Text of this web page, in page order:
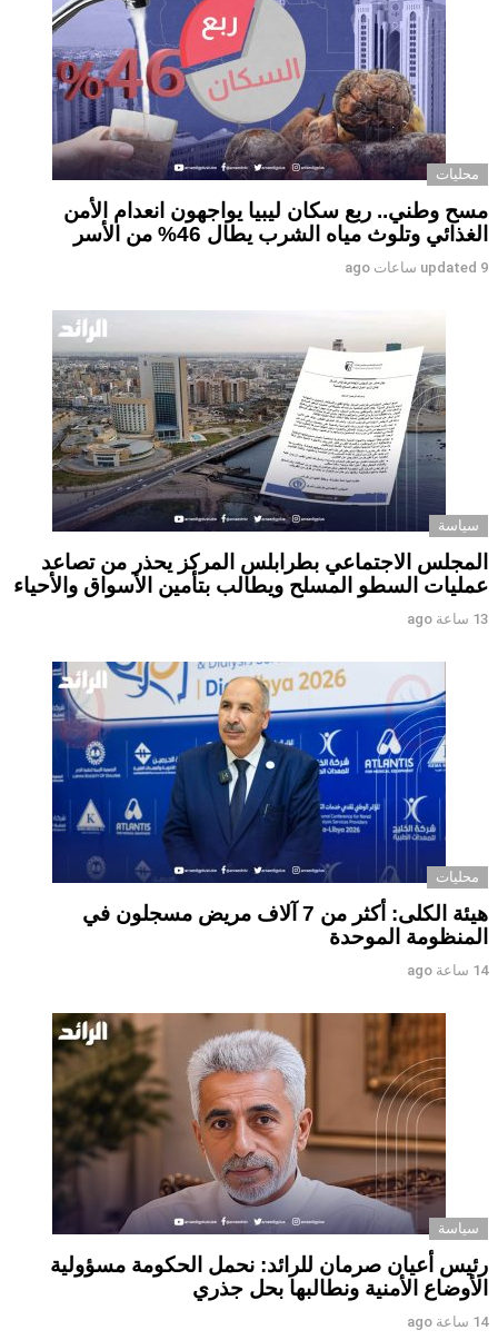
محليات
مسح وطني.. ربع سكان ليبيا يواجهون انعدام الأمن
الغذائي وتلوث مياه الشرب يطال 46% من الأسر
updated 9 ساعات ago
سياسة
المجلس الاجتماعي بطرابلس المركز يحذر من تصاعد
عمليات السطو المسلح ويطالب بتأمين الأسواق والأحياء
13 ساعة ago
محليات
هيئة الكلى: أكثر من 7 آلاف مريض مسجلون في
المنظومة الموحدة
14 ساعة ago
سياسة
رئيس أعيان صرمان للرائد: نحمل الحكومة مسؤولية
الأوضاع الأمنية ونطالبها بحل جذري
14 ساعة ago